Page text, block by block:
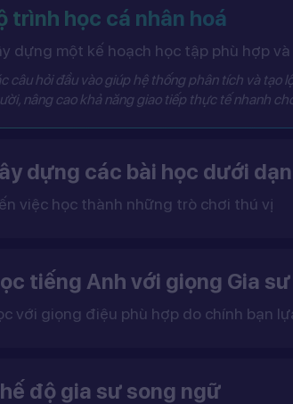
trình học cá nhân hoá
dựng một kế hoạch học tập phù hợp
câu hỏi đầu vào giúp hệ thống phân tích và tạo
nâng cao khả năng giao tiếp thực tế nhanh
dựng các bài học dưới
việc học thành những trò chơi thú vị
tiếng Anh với giọng Gia
với giọng điệu phù hợp do chính bạn
độ gia sư song ngữ